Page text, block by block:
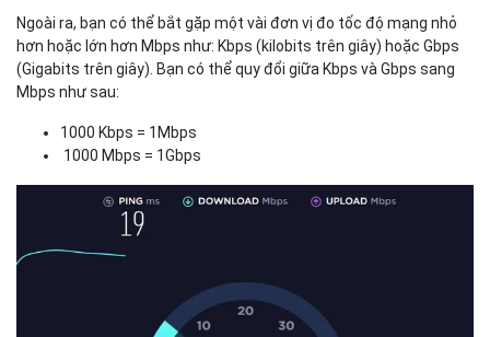
Ngoài ra, bạn có thể bắt gặp một vài đơn vị đo tốc độ mạng nhỏ
hơn hoặc lớn hơn Mbps như: Kbps (kilobits trên giây) hoặc Gbps
(Gigabits trên giây). Bạn có thể quy đổi giữa Kbps và Gbps sang
Mbps như sau:
1000 Kbps = 1Mbps
1000 Mbps = 1Gbps